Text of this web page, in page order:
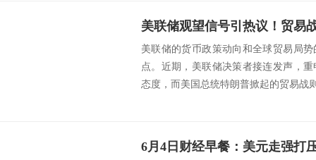
美联储的货币政策动向和全球贸易局
点。近期，美联储决策者接连发声，
态度，而美国总统特朗普掀起的贸易战